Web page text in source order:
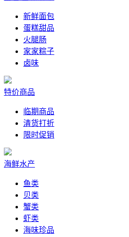
新鲜面包
蛋糕甜品
火腿肠
家家粽子
卤味
特价商品
临期商品
清货打折
限时促销
海鲜水产
鱼类
贝类
蟹类
虾类
海味珍品